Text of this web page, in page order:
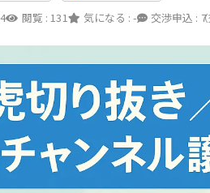
閲覧 : 131 気になる : - 交渉申込 : 7